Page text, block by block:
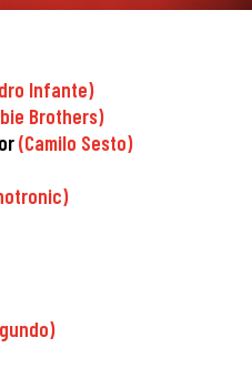
Infante)
Brothers)
(Camilo Sesto)